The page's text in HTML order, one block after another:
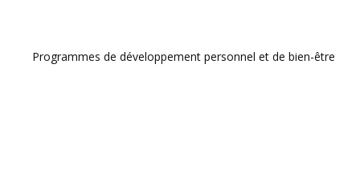
Programmes de développement personnel et de bien-être